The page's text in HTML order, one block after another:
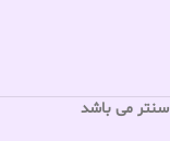
می باشد